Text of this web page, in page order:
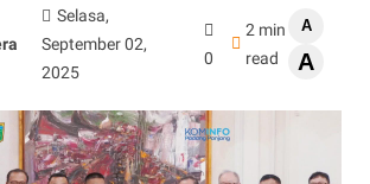
Selasa,
September 02,
2025
0
2 min
read
A
A